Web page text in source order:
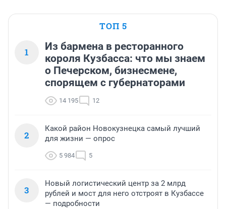
ТОП 5
1
Из бармена в ресторанного
короля Кузбасса: что мы знаем
о Печерском, бизнесмене,
спорящем с губернаторами
14 195 12
2
Какой район Новокузнецка самый лучший
для жизни — опрос
5 984 5
3
Новый логистический центр за 2 млрд
рублей и мост для него отстроят в Кузбассе
— подробности